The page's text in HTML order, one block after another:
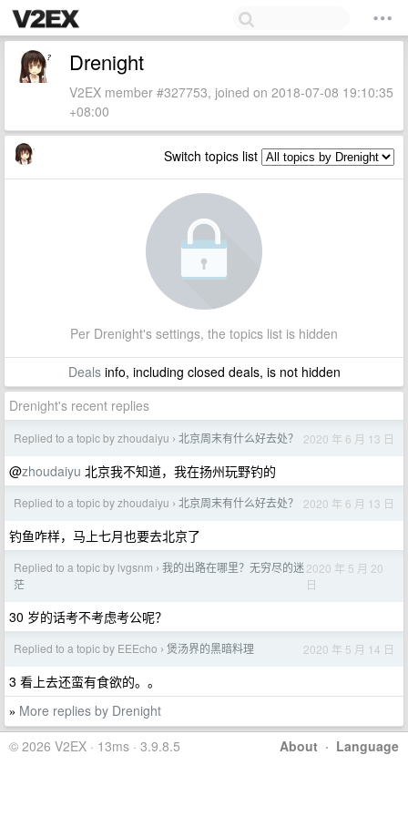
Drenight
V2EX member #327753, joined on 2018-07-08 19:10:35
+08:00
Switch topics list
Per Drenight's settings, the topics list is hidden
Dealsinfo, including closed deals, is not hidden
Drenight's recent replies
Replied to a topic by zhoudaiyu › 北京周末有什么好去处？ 2020 年 6 月 13 日
@zhoudaiyu 北京我不知道，我在扬州玩野钓的
Replied to a topic by zhoudaiyu › 北京周末有什么好去处？ 2020 年 6 月 13 日
钓鱼咋样，马上七月也要去北京了
Replied to a topic by lvgsnm › 我的出路在哪里？无穷尽的迷
茫
2020 年 5 月 20
日
30 岁的话考不考虑考公呢？
Replied to a topic by EEEcho › 煲汤界的黑暗料理 2020 年 5 月 14 日
3 看上去还蛮有食欲的。。
» More replies by Drenight
About · Language
© 2026 V2EX · 13ms · 3.9.8.5